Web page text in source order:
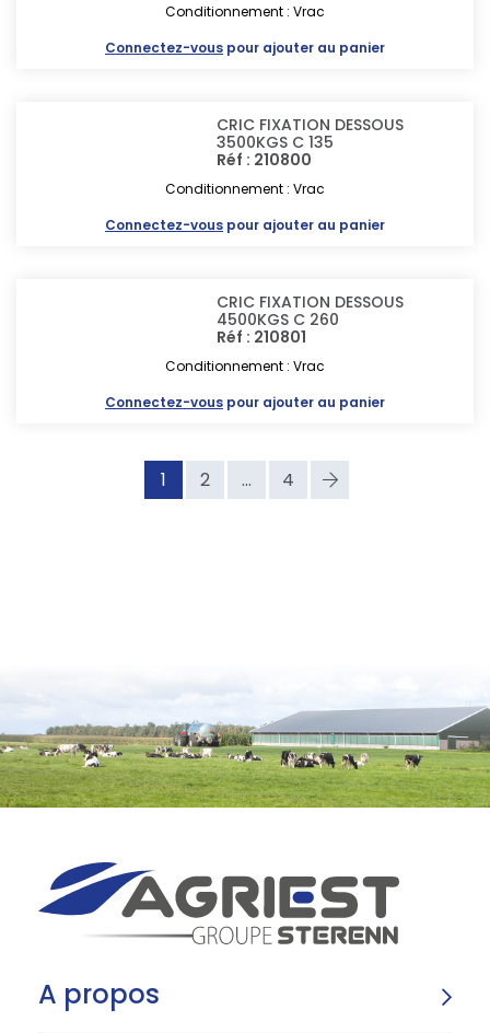
Conditionnement : Vrac
Connectez-vous pour ajouter au panier
CRIC FIXATION DESSOUS
3500KGS C 135
Réf : 210800
Conditionnement : Vrac
Connectez-vous pour ajouter au panier
CRIC FIXATION DESSOUS
4500KGS C 260
Réf : 210801
Conditionnement : Vrac
Connectez-vous pour ajouter au panier
1 2 ... 4
A propos